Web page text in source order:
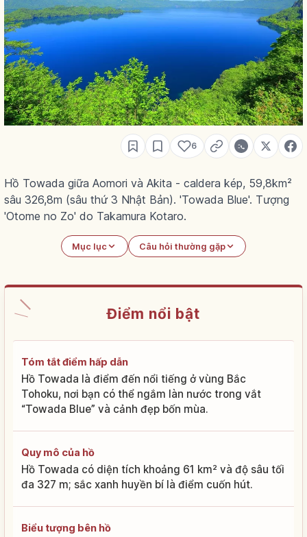
6
Hồ Towada giữa Aomori và Akita - caldera kép, 59,8km²
sâu 326,8m (sâu thứ 3 Nhật Bản). 'Towada Blue'. Tượng
'Otome no Zo' do Takamura Kotaro.
Mục lục Câu hỏi thường gặp
Điểm nổi bật
Tóm tắt điểm hấp dẫn
Hồ Towada là điểm đến nổi tiếng ở vùng Bắc
Tohoku, nơi bạn có thể ngắm làn nước trong vắt
“Towada Blue” và cảnh đẹp bốn mùa.
Quy mô của hồ
Hồ Towada có diện tích khoảng 61 km² và độ sâu tối
đa 327 m; sắc xanh huyền bí là điểm cuốn hút.
Biểu tượng bên hồ